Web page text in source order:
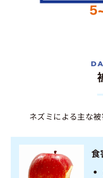
ネズミによる主な
食